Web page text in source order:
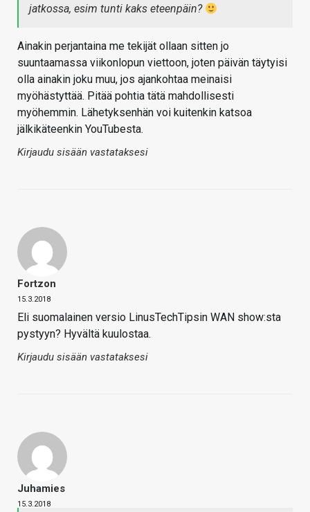
jatkossa, esim tunti kaks eteenpäin?
Ainakin perjantaina me tekijät ollaan sitten jo
suuntaamassa viikonlopun viettoon, joten päivän täytyisi
olla ainakin joku muu, jos ajankohtaa meinaisi
myöhästyttää. Pitää pohtia tätä mahdollisesti
myöhemmin. Lähetyksenhän voi kuitenkin katsoa
jälkikäteenkin YouTubesta.
Kirjaudu sisään vastataksesi
Fortzon
15.3.2018
Eli suomalainen versio LinusTechTipsin WAN show:sta
pystyyn? Hyvältä kuulostaa.
Kirjaudu sisään vastataksesi
Juhamies
15.3.2018